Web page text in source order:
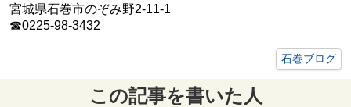
宮城県石巻市のぞみ野2-11-1
☎0225-98-3432
石巻ブログ
この記事を書いた人